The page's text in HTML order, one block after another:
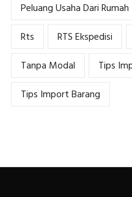
Peluang Usaha Dari Rumah
Rts
RTS Ekspedisi
Tanpa Modal
Tips
Tips Import Barang